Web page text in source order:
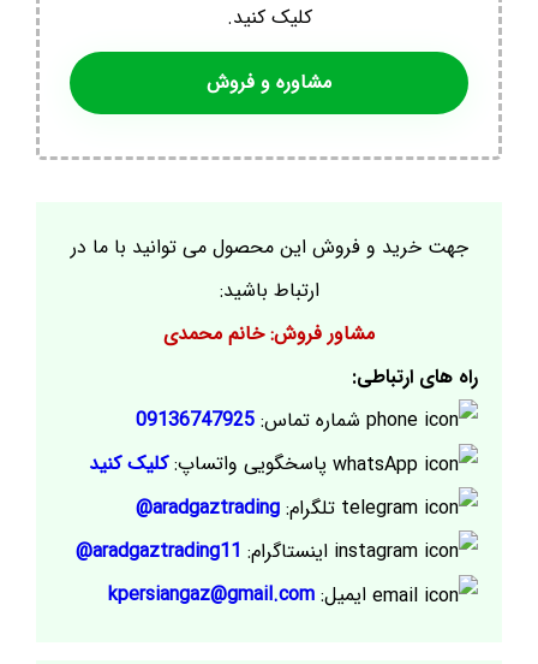
کلیک کنید.
مشاوره و فروش
جهت خرید و فروش این محصول می توانید با ما در
ارتباط باشید:
مشاور فروش: خانم محمدی
راه های ارتباطی:
شماره تماس: 09136747925
پاسخگویی واتساپ:کلیک کنید
تلگرام: aradgaztrading@
اینستاگرام: aradgaztrading11@
ایمیل: kpersiangaz@gmail.com